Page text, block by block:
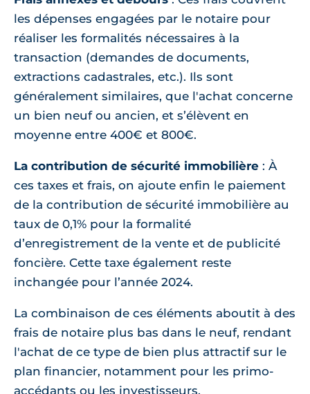
les dépenses engagées par le notaire pour
réaliser les formalités nécessaires à la
transaction (demandes de documents,
extractions cadastrales, etc.). Ils sont
généralement similaires, que l'achat concerne
un bien neuf ou ancien, et s’élèvent en
moyenne entre 400€ et 800€.
La contribution de sécurité immobilière : À
ces taxes et frais, on ajoute enfin le paiement
de la contribution de sécurité immobilière au
taux de 0,1% pour la formalité
d’enregistrement de la vente et de publicité
foncière. Cette taxe également reste
inchangée pour l’année 2024.
La combinaison de ces éléments aboutit à des
frais de notaire plus bas dans le neuf, rendant
l'achat de ce type de bien plus attractif sur le
plan financier, notamment pour les primo-
accédants ou les investisseurs.